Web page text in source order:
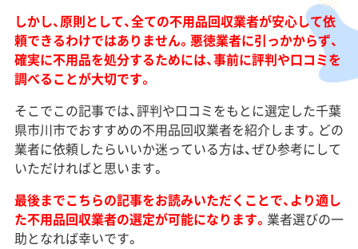
しかし、原則として、全ての不用品回収業者が安心して依
頼できるわけではありません。悪徳業者に引っかからず、
確実に不用品を処分するためには、事前に評判や口コミを
調べることが大切です。
そこでこの記事では、評判や口コミをもとに選定した千葉
県市川市でおすすめの不用品回収業者を紹介します。どの
業者に依頼したらいいか迷っている方は、ぜひ参考にして
いただければと思います。
最後までこちらの記事をお読みいただくことで、より適し
た不用品回収業者の選定が可能になります。 業者選びの一
助となれば幸いです。